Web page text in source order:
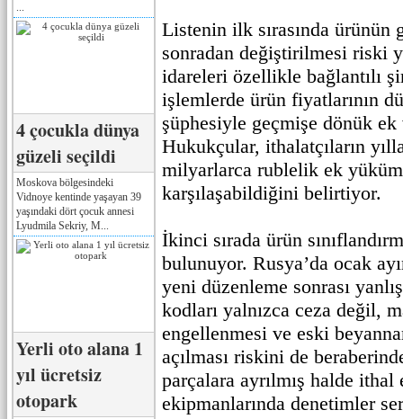
4 çocukla dünya
güzeli seçildi
Moskova bölgesindeki
Vidnoye kentinde yaşayan 39
yaşındaki dört çocuk annesi
Lyudmila Sekriy, M...
Yerli oto alana 1
yıl ücretsiz
otopark
Listenin ilk sırasında ürünün
sonradan değiştirilmesi riski
idareleri özellikle bağlantılı
işlemlerde ürün fiyatlarının
şüphesiyle geçmişe dönük
Hukukçular, ithalatçıların
milyarlarca rublelik ek
karşılaşabildiğini belirtiyor.
İkinci sırada ürün
bulunuyor. Rusya’da ocak
yeni düzenleme sonrası
kodları yalnızca ceza değil,
engellenmesi ve eski
açılması riskini de
parçalara ayrılmış halde
ekipmanlarında denetimler